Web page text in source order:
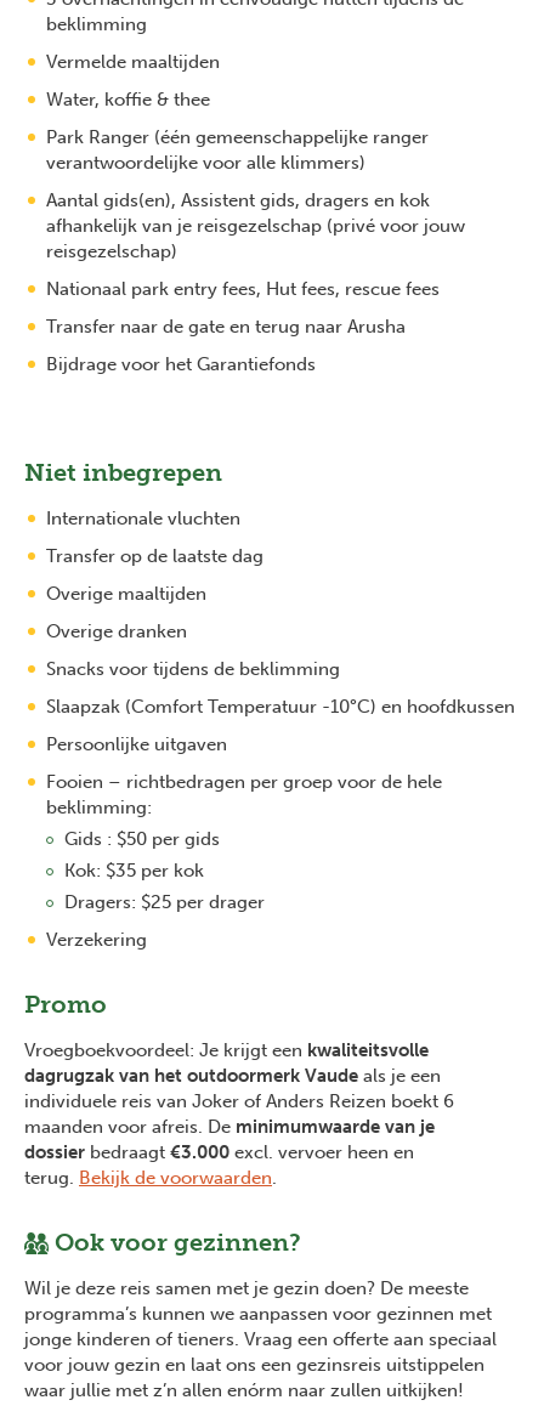
beklimming
Vermelde maaltijden
Water, koffie & thee
Park Ranger (één gemeenschappelijke ranger
verantwoordelijke voor alle klimmers)
Aantal gids(en), Assistent gids, dragers en kok
afhankelijk van je reisgezelschap (privé voor jouw
reisgezelschap)
Nationaal park entry fees, Hut fees, rescue fees
Transfer naar de gate en terug naar Arusha
Bijdrage voor het Garantiefonds
Niet inbegrepen
Internationale vluchten
Transfer op de laatste dag
Overige maaltijden
Overige dranken
Snacks voor tijdens de beklimming
Slaapzak (Comfort Temperatuur -10°C) en hoofdkussen
Persoonlijke uitgaven
Fooien – richtbedragen per groep voor de hele
beklimming:
Gids : $50 per gids
Kok: $35 per kok
Dragers: $25 per drager
Verzekering
Promo
Vroegboekvoordeel: Je krijgt een kwaliteitsvolle
dagrugzak van het outdoormerk Vaude als je een
individuele reis van Joker of Anders Reizen boekt 6
maanden voor afreis. De minimumwaarde van je
dossier bedraagt €3.000 excl. vervoer heen en
terug. Bekijk de voorwaarden.
Ook voor gezinnen?
Wil je deze reis samen met je gezin doen? De meeste
programma’s kunnen we aanpassen voor gezinnen met
jonge kinderen of tieners. Vraag een offerte aan speciaal
voor jouw gezin en laat ons een gezinsreis uitstippelen
waar jullie met z’n allen enórm naar zullen uitkijken!